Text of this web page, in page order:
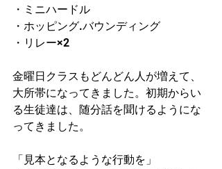
・ミニハードル
・ホッピング.バウンディング
・リレー×2
金曜日クラスもどんどん人が増えて、
大所帯になってきました。初期からい
る生徒達は、随分話を聞けるようにな
ってきました。
「見本となるような行動を」